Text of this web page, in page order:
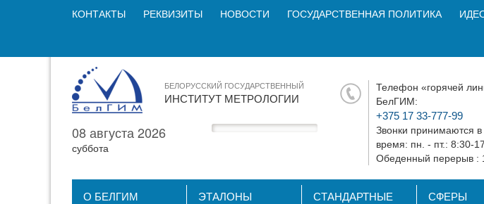
КОНТАКТЫ РЕКВИЗИТЫ НОВОСТИ ГОСУДАРСТВЕННАЯ ПОЛИТИКА
БЕЛОРУССКИЙ ГОСУДАРСТВЕННЫЙ
ИНСТИТУТ МЕТРОЛОГИИ
08 августа 2026
суббота
Телефон «горячей
БелГИМ:
+375 17 33-777-99
Звонки принимаются
время: пн. - пт.: 8:30-
Обеденный перерыв :
О БЕЛГИМ ЭТАЛОНЫ
СТАНДАРТНЫЕ
СФЕРЫ